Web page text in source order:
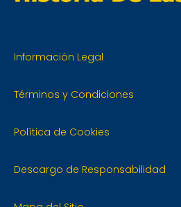
Información Legal
Términos y Condiciones
Política de Cookies
Descargo de Responsabilidad